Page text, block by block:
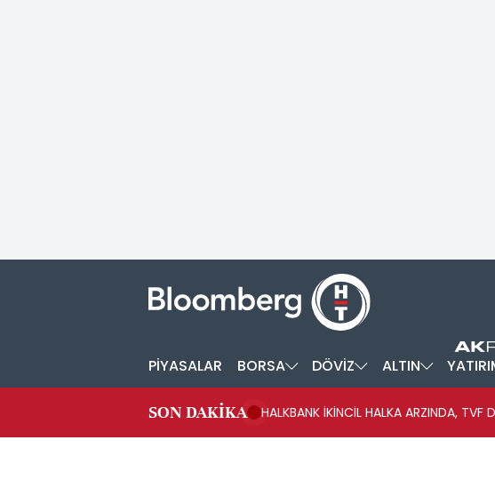
PİYASALAR BORSA DÖVİZ ALTIN
SON DAKİKA
HALKBANK İKİNCİL HALKA ARZINDA, TVF